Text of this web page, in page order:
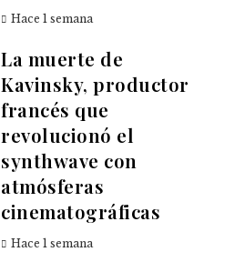
Hace 1 semana
La muerte de
Kavinsky, productor
francés que
revolucionó el
synthwave con
atmósferas
cinematográficas
Hace 1 semana